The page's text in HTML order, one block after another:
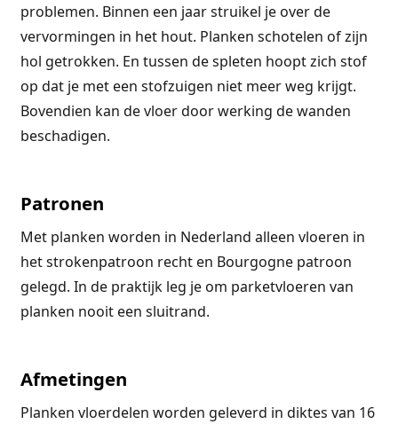
problemen. Binnen een jaar struikel je over de
vervormingen in het hout. Planken schotelen of zijn
hol getrokken. En tussen de spleten hoopt zich stof
op dat je met een stofzuigen niet meer weg krijgt.
Bovendien kan de vloer door werking de wanden
beschadigen.
Patronen
Met planken worden in Nederland alleen vloeren in
het strokenpatroon recht en Bourgogne patroon
gelegd. In de praktijk leg je om parketvloeren van
planken nooit een sluitrand.
Afmetingen
Planken vloerdelen worden geleverd in diktes van 16